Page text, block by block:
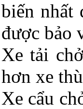
biến nhất
được bảo
Xe tải
hơn xe
Xe cẩu